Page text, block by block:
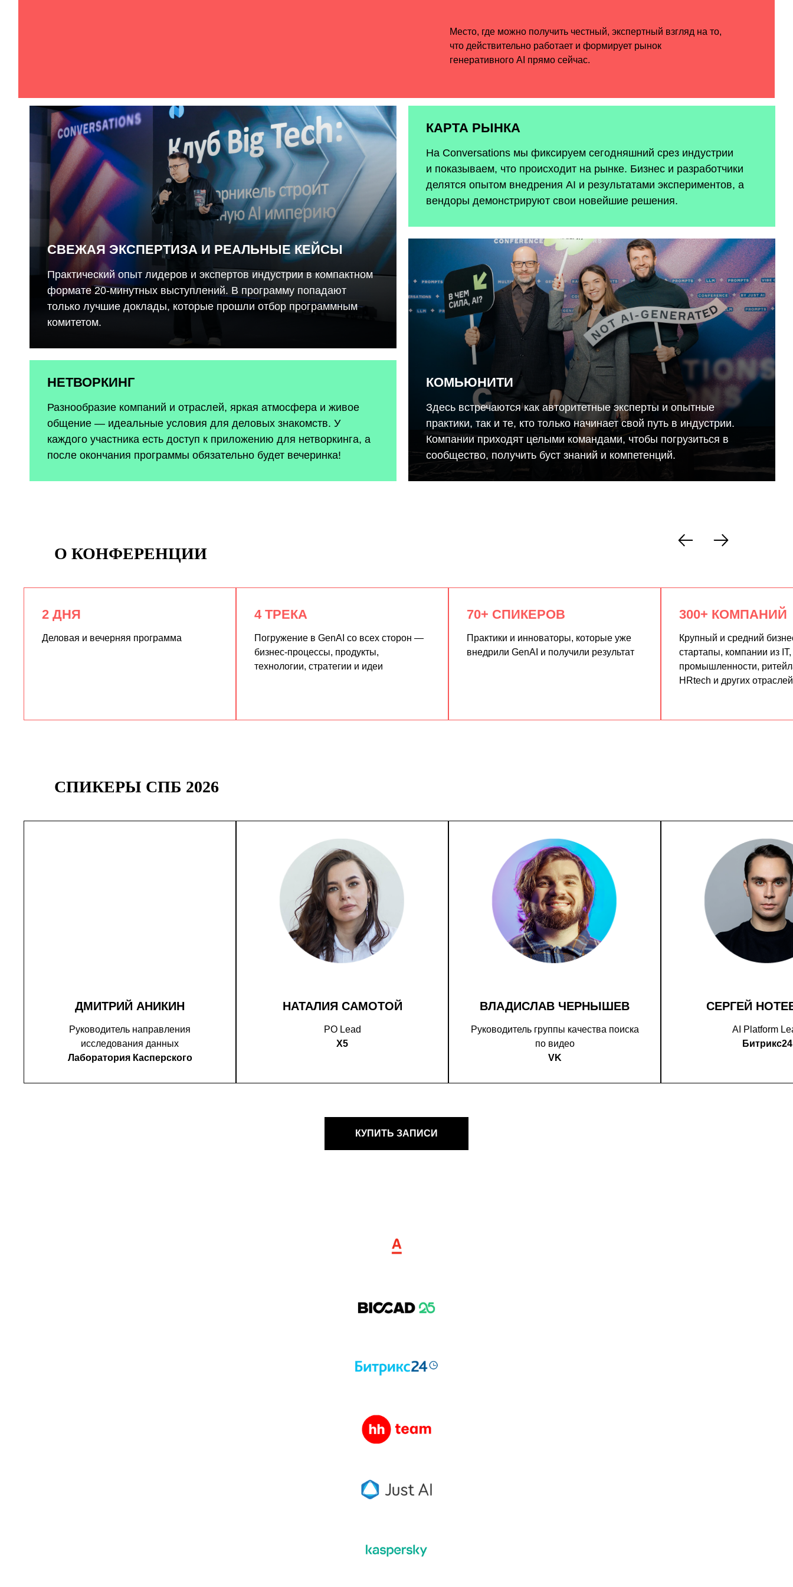
СВЕЖАЯ ЭКСПЕРТИЗА И РЕАЛЬНЫЕ КЕЙСЫ
Практический опыт лидеров и экспертов индустрии в компактном
формате 20-минутных выступлений. В программу попадают
только лучшие доклады, которые прошли отбор программным
комитетом.
НЕТВОРКИНГ
Разнообразие компаний и отраслей, яркая атмосфера и живое
общение — идеальные условия для деловых знакомств. У
каждого участника есть доступ к приложению для нетворкинга, а
после окончания программы обязательно будет вечеринка!
КАРТА РЫНКА
На Conversations мы фиксируем сегодняшний срез индустрии
и показываем, что происходит на рынке. Бизнес и разработчики
делятся опытом внедрения AI и результатами экспериментов, а
вендоры демонстрируют свои новейшие решения.
КОМЬЮНИТИ
Здесь встречаются как авторитетные эксперты и опытные
практики, так и те, кто только начинает свой путь в индустрии.
Компании приходят целыми командами, чтобы погрузиться в
сообщество, получить буст знаний и компетенций.
О КОНФЕРЕНЦИИ
2 ДНЯ
Деловая и вечерняя программа
4 ТРЕКА
Погружение в GenAI со всех сторон —
бизнес-процессы, продукты,
технологии, стратегии и идеи
70+ СПИКЕРОВ
Практики и инноваторы, которые уже
внедрили GenAI и получили результат
300+ КОМПАНИЙ
Крупный и средний
стартапы, компании из
промышленности,
HRtech и других отраслей
СПИКЕРЫ СПБ 2026
ДМИТРИЙ АНИКИН
Руководитель направления
исследования данных
Лаборатория Касперского
НАТАЛИЯ САМОТОЙ
PO Lead
X5
ВЛАДИСЛАВ ЧЕРНЫШЕВ
Руководитель группы качества поиска
по видео
VK
СЕРГЕЙ
AI Platform
Битрикс24
КУПИТЬ ЗАПИСИ